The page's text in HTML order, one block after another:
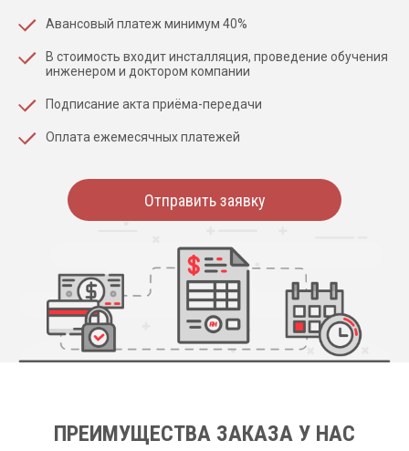
Авансовый платеж минимум 40%
В стоимость входит инсталляция, проведение обучения
инженером и доктором компании
Подписание акта приёма-передачи
Оплата ежемесячных платежей
Отправить заявку
ПРЕИМУЩЕСТВА ЗАКАЗА У НАС